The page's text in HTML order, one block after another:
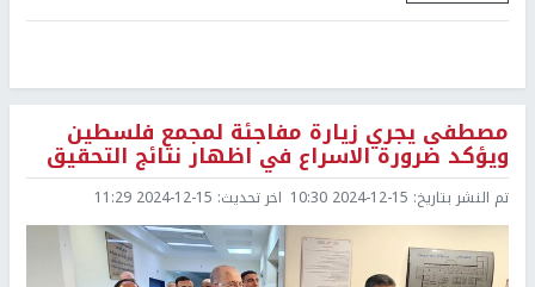
مصطفى يجري زيارة مفاجئة لمجمع فلسطين
ويؤكد ضرورة الاسراع في اظهار نتائج التحقيق
تم النشر بتاريخ: 2024-12-15 10:30 اخر تحديث: 2024-12-15 11:29